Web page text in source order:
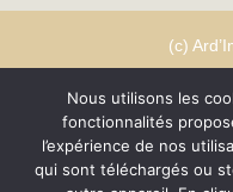
(c)
Protection de la vie
Nous utilisons les
fonctionnalités
l’expérience de nos
qui sont téléchargés ou